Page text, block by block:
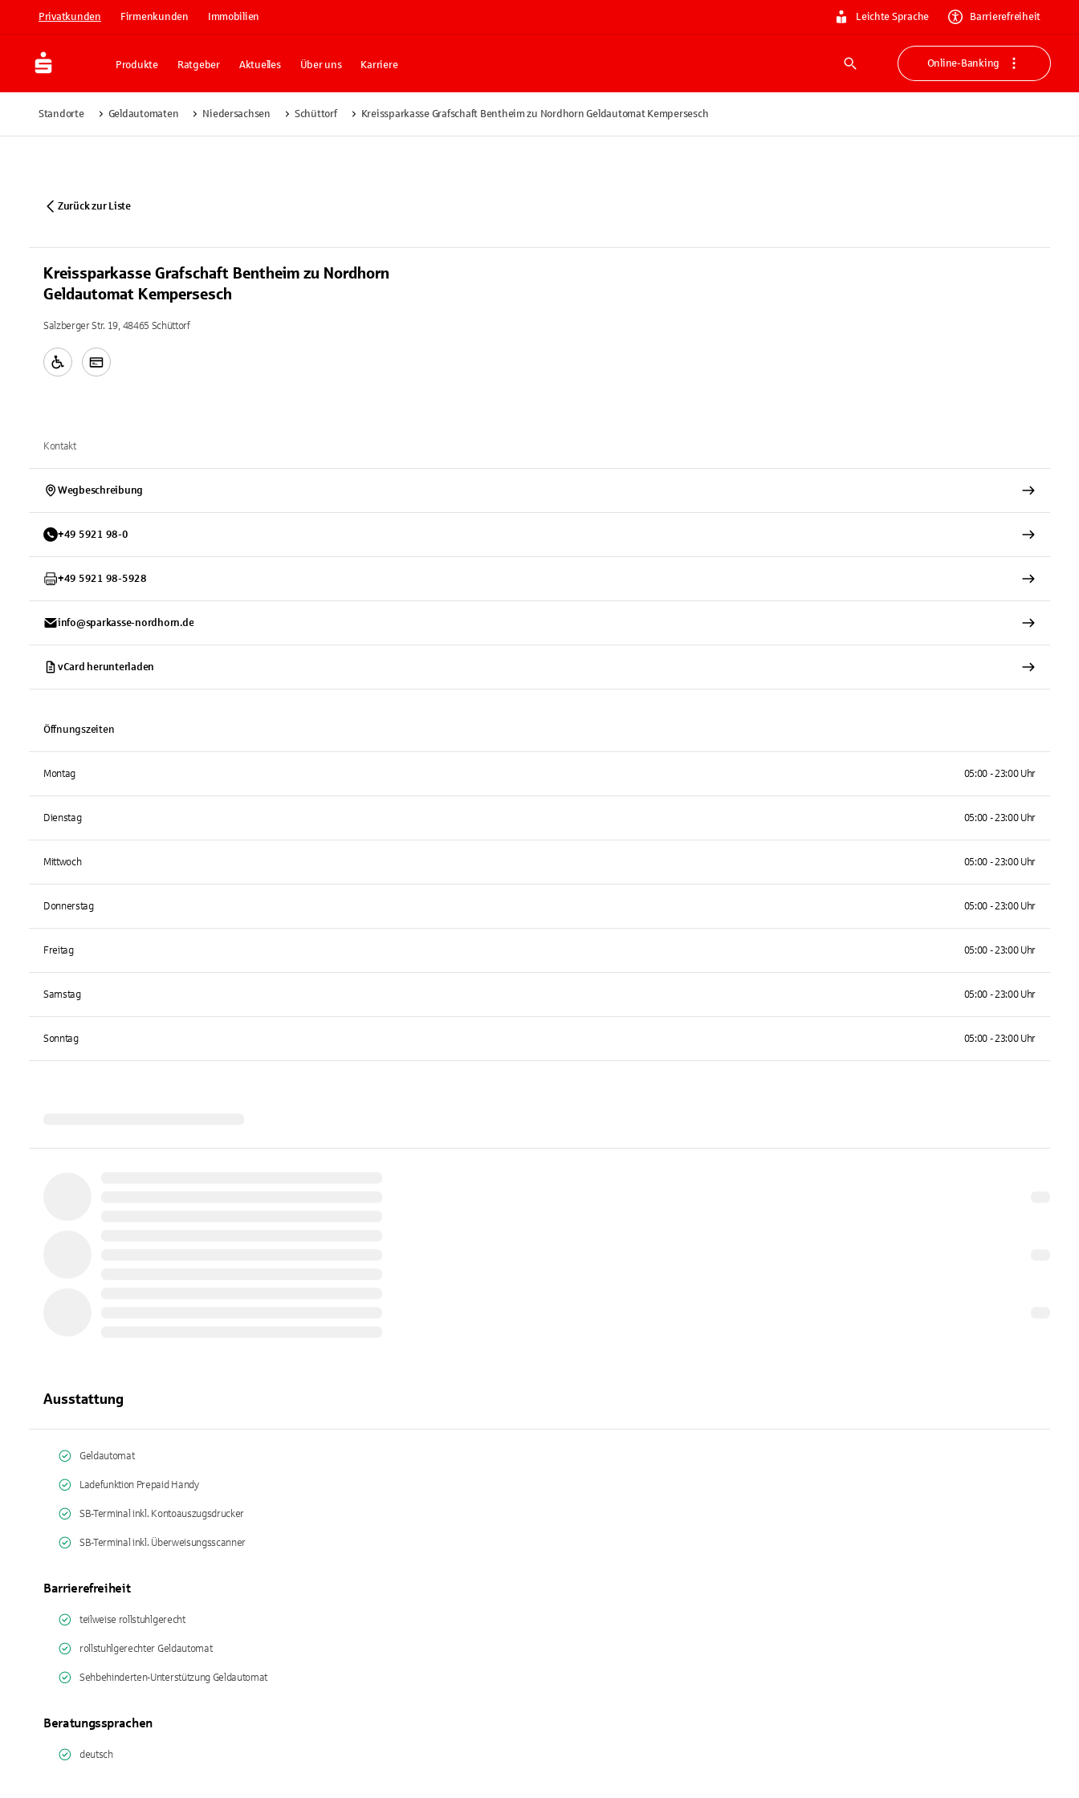
Privatkunden Firmenkunden Immobilien Leichte Sprache Barrierefreiheit
Produkte Ratgeber Aktuelles Über uns Karriere
Suche
Online-Banking
Standorte Geldautomaten Niedersachsen Schüttorf Kreissparkasse Grafschaft Bentheim zu Nordhorn Geldautomat Kempersesch
Zurück zur Liste
Kreissparkasse Grafschaft Bentheim zu Nordhorn
Geldautomat Kempersesch
Salzberger Str. 19, 48465 Schüttorf
Kontakt
Wegbeschreibung
+49 5921 98-0
+49 5921 98-5928
info@sparkasse-nordhorn.de
vCard herunterladen
Öffnungszeiten
Montag 05:00 - 23:00 Uhr
Dienstag 05:00 - 23:00 Uhr
Mittwoch 05:00 - 23:00 Uhr
Donnerstag 05:00 - 23:00 Uhr
Freitag 05:00 - 23:00 Uhr
Samstag 05:00 - 23:00 Uhr
Sonntag 05:00 - 23:00 Uhr
Ausstattung
Geldautomat
Ladefunktion Prepaid Handy
SB-Terminal inkl. Kontoauszugsdrucker
SB-Terminal inkl. Überweisungsscanner
Barrierefreiheit
teilweise rollstuhlgerecht
rollstuhlgerechter Geldautomat
Sehbehinderten-Unterstützung Geldautomat
Beratungssprachen
deutsch